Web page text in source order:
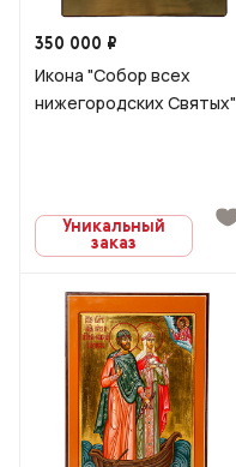
350 000 ₽
Икона "Собор всех
нижегородских Святых"
Уникальный
заказ